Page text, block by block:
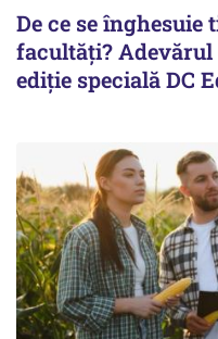
De ce se înghesuie
facultăți?
ediție specială DC